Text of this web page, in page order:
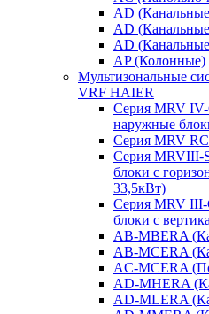
AD
AD
AD
AP (Колонные)
Мультизональные
VRF HAIER
Серия MRV
наружные
Серия MRV
Серия MRVIII-
блоки с
33,5кВт)
Серия MRV
блоки с
AB-MBERA
AB-MCERA
AС-MСERA
AD-MHERA
AD-MLERA